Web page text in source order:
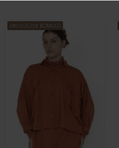
ØKOLOGISK BOMULD